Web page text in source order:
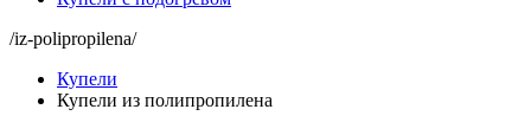
/iz-polipropilena/
Купели
Купели из полипропилена